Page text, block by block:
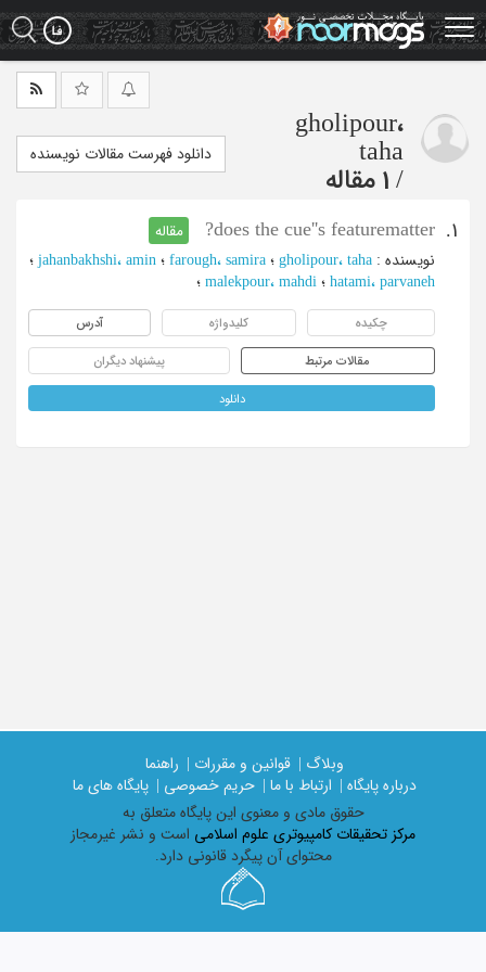
Skip
to
main
gholipour،
taha
/ 1 مقاله
دانلود فهرست مقالات نویسنده
1.
does the cue''s featurematter?
مقاله
نویسنده : gholipour، taha ؛ farough، samira ؛ jahanbakhshi، amin ؛
hatami، parvaneh ؛ malekpour، mahdi ؛
چکیده کلیدواژه آدرس
مقالات مرتبط پیشنهاد دیگران
دانلود
وبلاگ | قوانین و مقررات |
راهنما
درباره پایگاه |
ارتباط با ما | حریم خصوصی |
پایگاه های ما
حقوق مادی و معنوی اين پايگاه متعلق به
مرکز تحقیقات کامپیوتری علوم اسلامی است و نشر غیرمجاز
محتوای آن پیگرد قانونی دارد.